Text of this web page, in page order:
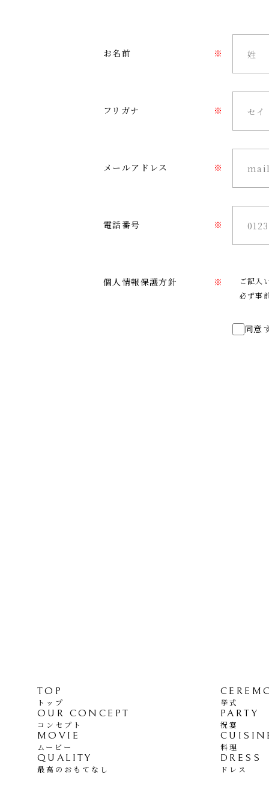
お名前 ※
フリガナ ※
メールアドレス ※
電話番号 ※
個人情報保護方針 ※
ご記入
必ず事
同意
TOP
トップ
OUR CONCEPT
コンセプト
MOVIE
ムービー
QUALITY
最高のおもてなし
挙式
PARTY
祝宴
料理
DRESS
ドレス